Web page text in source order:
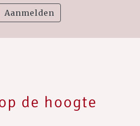
Aanmelden
de hoogte